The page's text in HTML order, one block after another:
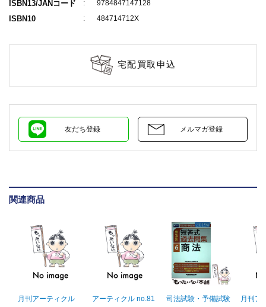
ISBN13/JANコード 9784847147128
ISBN10 484714712X
宅配買取申込
友だち登録 メルマガ登録
関連商品
月刊アーティクル
アーティクル no.81
司法試験・予備試験
月刊ア